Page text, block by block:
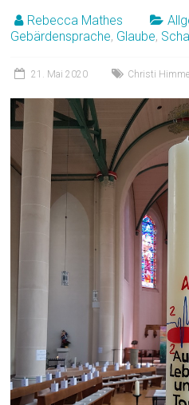
Rebecca Mathes
Gebärdensprache, Glaube,
21. Mai 2020 Christi